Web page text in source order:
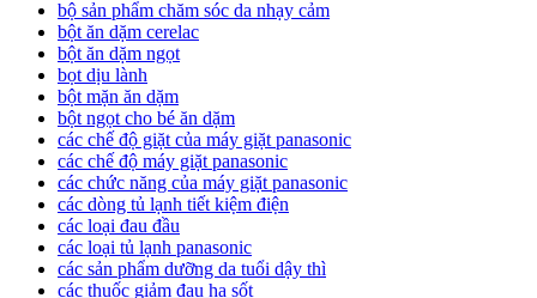
bộ sản phẩm chăm sóc da nhạy cảm
bột ăn dặm cerelac
bột ăn dặm ngọt
bọt dịu lành
bột mặn ăn dặm
bột ngọt cho bé ăn dặm
các chế độ giặt của máy giặt panasonic
các chế độ máy giặt panasonic
các chức năng của máy giặt panasonic
các dòng tủ lạnh tiết kiệm điện
các loại đau đầu
các loại tủ lạnh panasonic
các sản phẩm dưỡng da tuổi dậy thì
các thuốc giảm đau hạ sốt